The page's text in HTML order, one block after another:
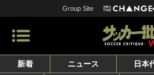
Group Site
新着 ニュース 日本